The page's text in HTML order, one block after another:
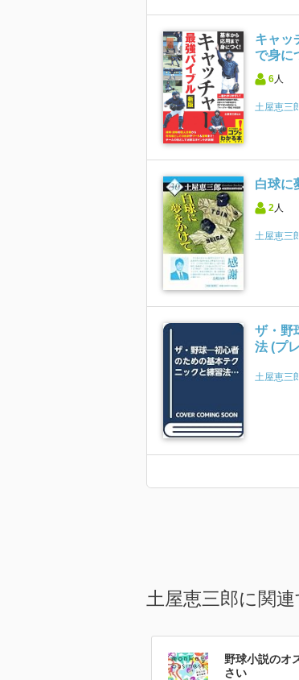
キャッ
で身に
6人
土屋恵三
白球に
2人
土屋恵三
ザ・野
法 (プ
土屋恵三
土屋恵三郎に関
野球小説のオ
さい